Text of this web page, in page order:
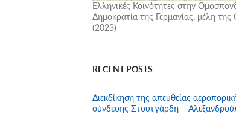
Ελληνικές Κοινότητες στην
Δημοκρατία της Γερμανίας, μέλη
(2023)
RECENT POSTS
Διεκδίκηση της απευθείας
σύνδεσης Στουτγάρδη –